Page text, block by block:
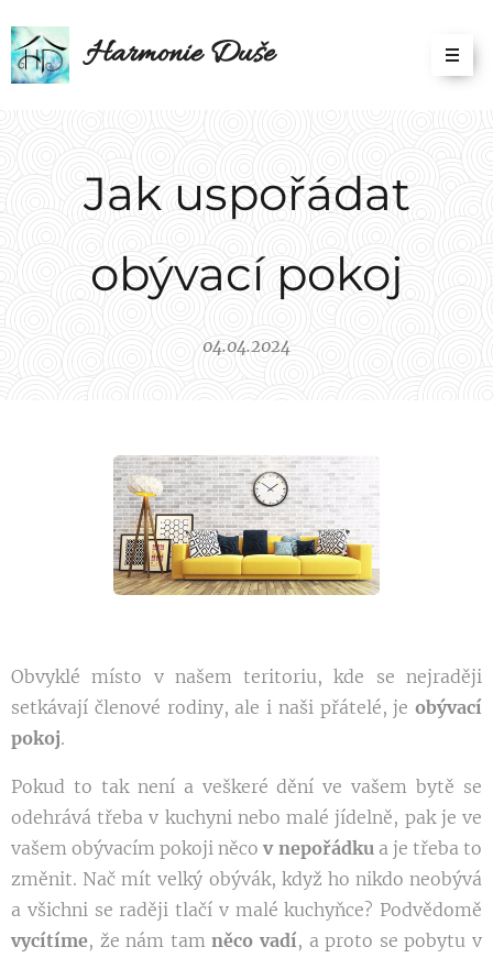
Harmonie Duše
Jak uspořádat
obývací pokoj
04.04.2024
Obvyklé místo v našem teritoriu, kde se nejraději
setkávají členové rodiny, ale i naši přátelé, je obývací
pokoj.
Pokud to tak není a veškeré dění ve vašem bytě se
odehrává třeba v kuchyni nebo malé jídelně, pak je ve
vašem obývacím pokoji něcov nepořádku a je třeba to
změnit. Nač mít velký obývák, když ho nikdo neobývá
a všichni se raději tlačí v malé kuchyňce? Podvědomě
vycítíme, že nám tamněco vadí, a proto se pobytu v